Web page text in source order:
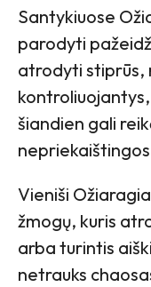
Santykiuose
parodyti
atrodyti stiprūs,
šiandien gali
Vieniši
žmogų, kuris
arba turintis
netrauks